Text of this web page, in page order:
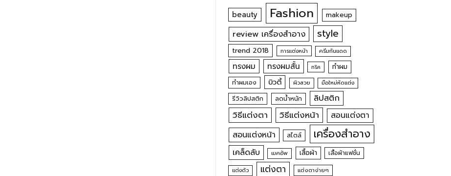
beauty Fashion makeup
review เครื่องสำอาง style
trend 2018 การแต่งหน้า ครีมกันแดด
ทรงผม ทรงผมสั้น ทริค ทำผม
ทำผมเอง บิวตี้ ผิวสวย มือใหม่หัดแต่ง
รีวิวลิปสติก ลดน้ำหนัก ลิปสติก
วิธีแต่งตา วิธีแต่งหน้า สอนแต่งตา
สอนแต่งหน้า สไตล์ เครื่องสำอาง
เคล็ดลับ เมคอัพ เสื้อผ้า เสื้อผ้าแฟชั่น
แต่งตัว แต่งตา แต่งตาง่ายๆ